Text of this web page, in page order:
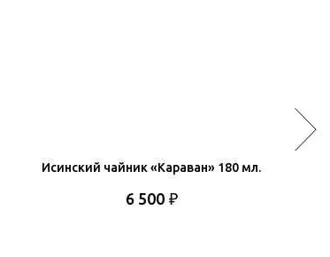
Исинский чайник «Караван» 180 мл.
6 500 ₽